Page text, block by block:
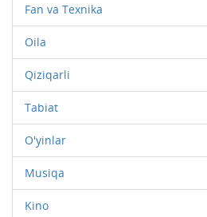
Fan va Texnika
Oila
Qiziqarli
Tabiat
O'yinlar
Musiqa
Kino